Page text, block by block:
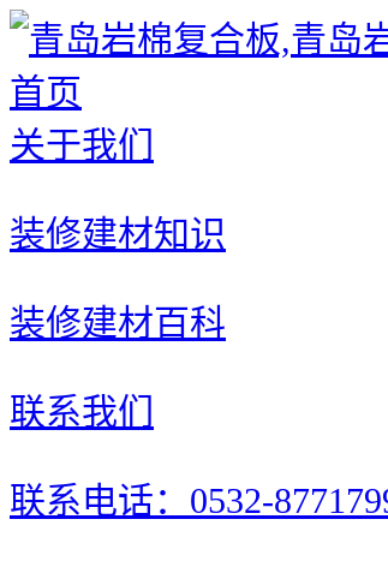
首页
关于我们
装修建材知识
装修建材百科
联系我们
联系电话：0532-